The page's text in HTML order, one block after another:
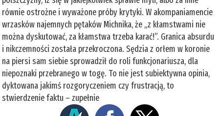
równie ostrożne i wyważone próby krytyki. W akompaniamencie
wrzasków najemnych pętaków Michnika, że „z kłamstwami nie
można dyskutować, za kłamstwa trzeba karać!”. Granica absurdu
i nikczemności została przekroczona. Sędzia z orłem w koronie
na piersi sam siebie sprowadził do roli funkcjonariusza, dla
niepoznaki przebranego w togę. To nie jest subiektywna opinia,
dyktowana jakimś rozgoryczeniem czy frustracją, to
stwierdzenie faktu – zupełnie